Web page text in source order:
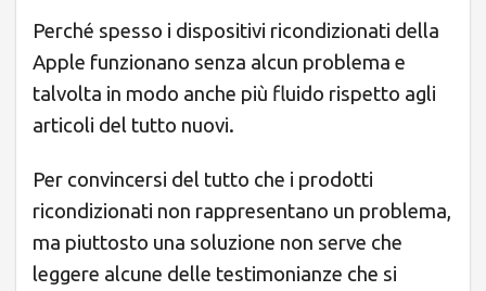
Perché spesso i dispositivi ricondizionati della
Apple funzionano senza alcun problema e
talvolta in modo anche più fluido rispetto agli
articoli del tutto nuovi.
Per convincersi del tutto che i prodotti
ricondizionati non rappresentano un problema,
ma piuttosto una soluzione non serve che
leggere alcune delle testimonianze che si